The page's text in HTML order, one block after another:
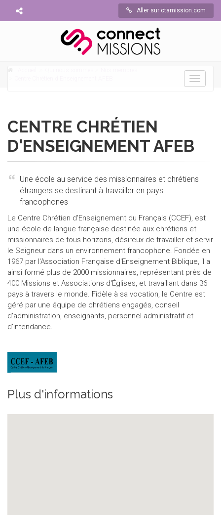
Aller sur ctamission.com
Toggle
CENTRE CHRÉTIEN
D'ENSEIGNEMENT AFEB
Une école au service des missionnaires et chrétiens
étrangers se destinant à travailler en pays
francophones
Le Centre Chrétien d'Enseignement du Français (CCEF), est
une école de langue française destinée aux chrétiens et
missionnaires de tous horizons, désireux de travailler et servir
le Seigneur dans un environnement francophone. Fondée en
1967 par l'Association Française d'Enseignement Biblique, il a
ainsi formé plus de 2000 missionnaires, représentant près de
400 Missions et Associations d'Églises, et travaillant dans 36
pays à travers le monde. Fidèle à sa vocation, le Centre est
géré par une équipe de chrétiens engagés, conseil
d'administration, enseignants, personnel administratif et
d'intendance.
Plus d'informations